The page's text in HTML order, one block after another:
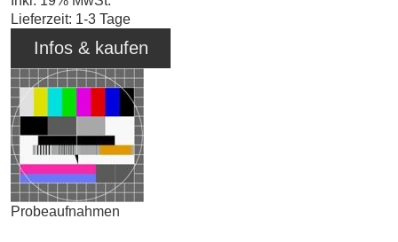
Lieferzeit: 1-3 Tage
Infos & kaufen
Probeaufnahmen